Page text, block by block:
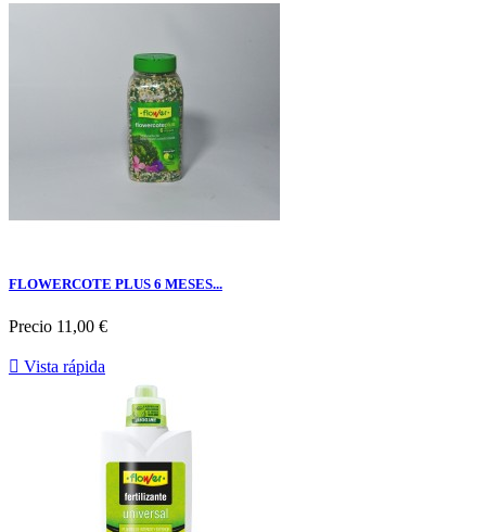
FLOWERCOTE PLUS 6 MESES...
Precio 11,00 €
 Vista rápida